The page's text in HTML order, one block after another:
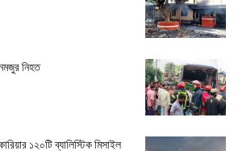
নিহত
১২০টি ব্যালিস্টিক মিসাইল